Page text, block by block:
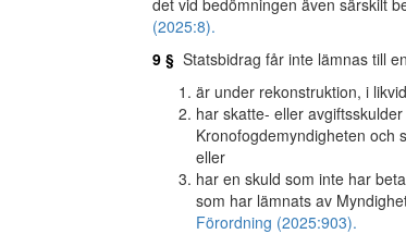
det vid bedömningen även särskilt
(2025:8).
9 § Statsbidrag får inte lämnas till
är under rekonstruktion, i
har skatte- eller
Kronofogdemyndigheten och
eller
har en skuld som inte har
som har lämnats av
Förordning (2025:903).